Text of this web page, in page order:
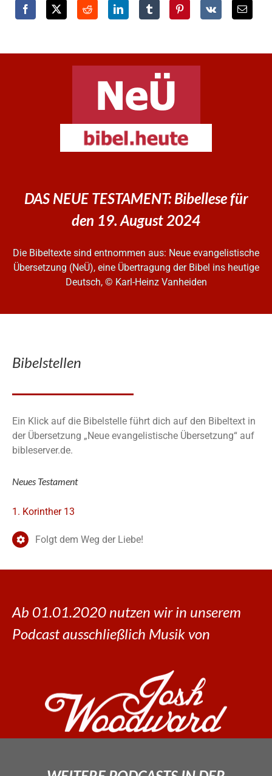
DAS NEUE TESTAMENT: Bibellese für
den 19. August 2024
Die Bibeltexte sind entnommen aus: Neue evangelistische
Übersetzung (NeÜ), eine Übertragung der Bibel ins heutige
Deutsch, © Karl-Heinz Vanheiden
Bibelstellen
Ein Klick auf die Bibelstelle führt dich auf den Bibeltext in
der Übersetzung „Neue evangelistische Übersetzung“ auf
bibleserver.de.
Neues Testament
1. Korinther 13
Folgt dem Weg der Liebe!
Ab 01.01.2020 nutzen wir in unserem
Podcast ausschließlich Musik von